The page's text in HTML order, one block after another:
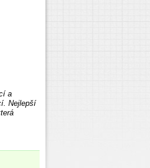
a
Nejlepší